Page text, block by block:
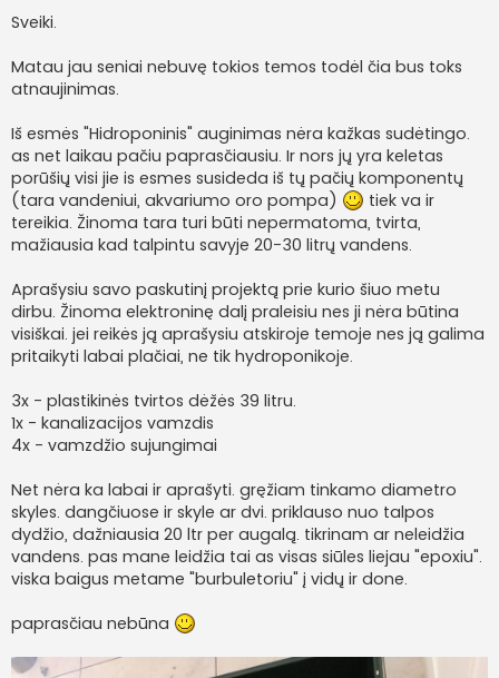
a
n
a
r
t
ė
Sveiki.
Matau jau seniai nebuvę tokios temos todėl čia bus toks
atnaujinimas.
Iš esmės "Hidroponinis" auginimas nėra kažkas sudėtingo.
as net laikau pačiu paprasčiausiu. Ir nors jų yra keletas
porūšių visi jie is esmes susideda iš tų pačių komponentų
(tara vandeniui, akvariumo oro pompa)
tiek va ir
tereikia. Žinoma tara turi būti nepermatoma, tvirta,
mažiausia kad talpintu savyje 20-30 litrų vandens.
Aprašysiu savo paskutinį projektą prie kurio šiuo metu
dirbu. Žinoma elektroninę dalį praleisiu nes ji nėra būtina
visiškai. jei reikės ją aprašysiu atskiroje temoje nes ją galima
pritaikyti labai plačiai, ne tik hydroponikoje.
3x - plastikinės tvirtos dėžės 39 litru.
1x - kanalizacijos vamzdis
4x - vamzdžio sujungimai
Net nėra ka labai ir aprašyti. gręžiam tinkamo diametro
skyles. dangčiuose ir skyle ar dvi. priklauso nuo talpos
dydžio, dažniausia 20 ltr per augalą. tikrinam ar neleidžia
vandens. pas mane leidžia tai as visas siūles liejau "epoxiu".
viska baigus metame "burbuletoriu" į vidų ir done.
paprasčiau nebūna